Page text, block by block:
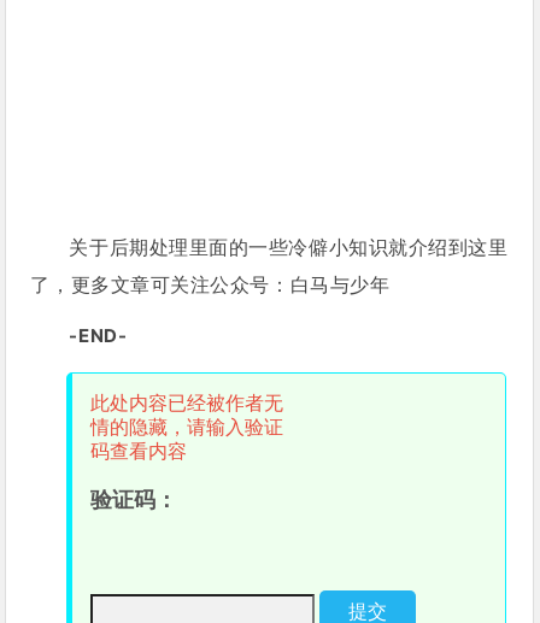
关于后期处理里面的一些冷僻小知识就介绍到这里
了，更多文章可关注公众号：白马与少年
-END-
此处内容已经被作者无
情的隐藏，请输入验证
码查看内容
验证码：